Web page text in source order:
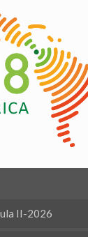
II-2026